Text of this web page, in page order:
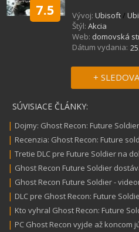
7.5 Vývoj: Ubisoft/
Štýl: Akcia
Web: domovská
Dátum vydania:
+
SÚVISIACE ČLÁNKY:
| Dojmy: Ghost Recon: Future Soldier
| Recenzia: Ghost Recon: Future
| Tretie DLC pre Future Soldier na
| Ghost Recon Future Soldier
| Ghost Recon Future Soldier -
| DLC pre Ghost Recon: Future
| Kto vyhral Ghost Recon: Future
| PC Ghost Recon vyjde až koncom